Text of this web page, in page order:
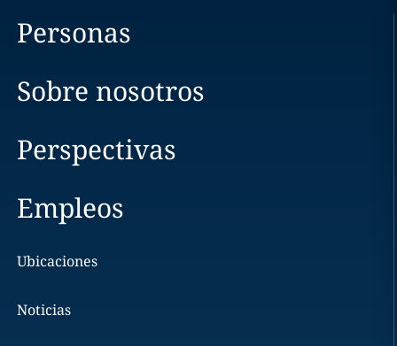
Personas
Sobre nosotros
Perspectivas
Empleos
Ubicaciones
Noticias